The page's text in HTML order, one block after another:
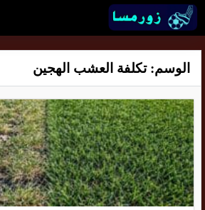
الوسم:تكلفة العشب الهجين